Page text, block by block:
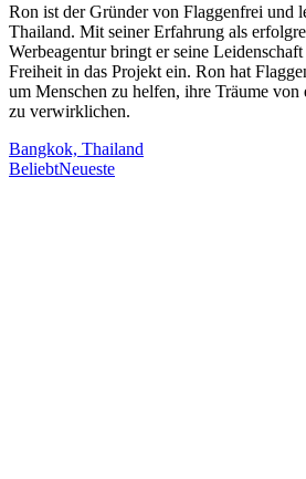
Ron ist der Gründer von Flaggenfrei und
Thailand. Mit seiner Erfahrung als
Werbeagentur bringt er seine
Freiheit in das Projekt ein. Ron hat
um Menschen zu helfen, ihre Träume
zu verwirklichen.
Bangkok, Thailand
BeliebtNeueste